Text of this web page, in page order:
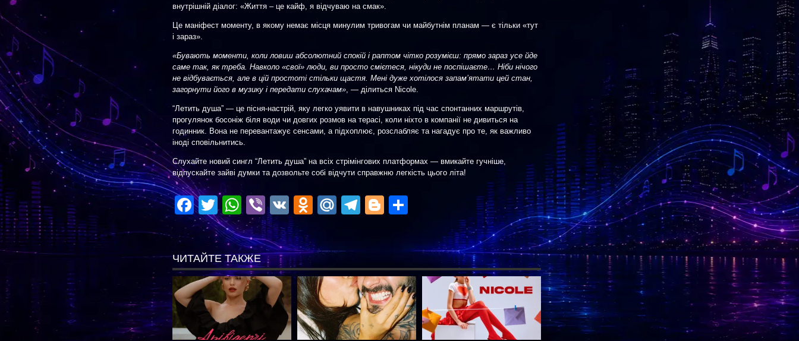
внутрішній діалог: «Життя – це кайф, я відчуваю на смак».
Це маніфест моменту, в якому немає місця минулим тривогам чи майбутнім планам — є тільки «тут
і зараз».
«Бувають моменти, коли ловиш абсолютний спокій і раптом чітко розумієш: прямо зараз усе йде
саме так, як треба. Навколо «свої» люди, ви просто смієтеся, нікуди не поспішаєте… Ніби нічого
не відбувається, але в цій простоті стільки щастя. Мені дуже хотілося запам’ятати цей стан,
загорнути його в музику і передати слухачам», — ділиться Nicole.
“Летить душа” — це пісня-настрій, яку легко уявити в навушниках під час спонтанних маршрутів,
прогулянок босоніж біля води чи довгих розмов на терасі, коли ніхто в компанії не дивиться на
годинник. Вона не перевантажує сенсами, а підхоплює, розслабляє та нагадує про те, як важливо
іноді сповільнитись.
Слухайте новий сингл “Летить душа” на всіх стрімінгових платформах — вмикайте гучніше,
відпускайте зайві думки та дозвольте собі відчути справжню легкість цього літа!
Facebook
TwitterWhatsApp
Viber
VK Odnoklassniki
Mail.Ru
Telegram
BloggerОтправить
ЧИТАЙТЕ ТАКЖЕ